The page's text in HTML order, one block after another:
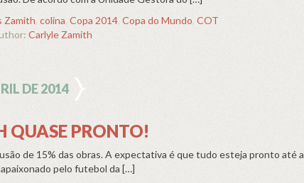
Zamith, colina, Copa 2014, Copa do Mundo, COT
Carlyle Zamith
DE 2014
QUASE PRONTO!
de 15% das obras. A expectativa é que tudo esteja pronto até a
pelo futebol da […]